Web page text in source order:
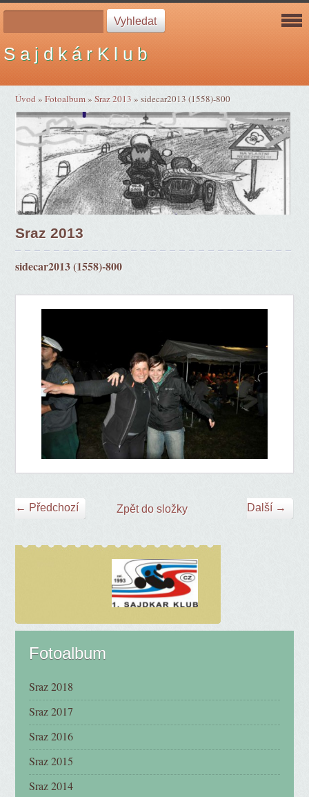
S a j d k á r K l u b
Úvod »Fotoalbum»Sraz 2013 »sidecar2013 (1558)-800
Sraz 2013
sidecar2013 (1558)-800
← Předchozí Další →
Zpět do složky
Fotoalbum
Sraz 2018
Sraz 2017
Sraz 2016
Sraz 2015
Sraz 2014